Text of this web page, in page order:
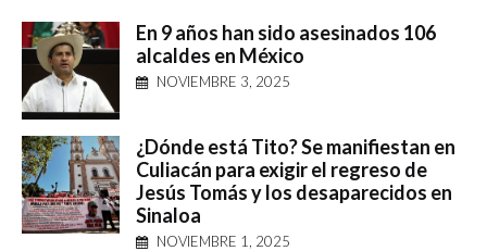
En 9 años han sido asesinados 106
alcaldes en México
NOVIEMBRE 3, 2025
¿Dónde está Tito? Se manifiestan en
Culiacán para exigir el regreso de
Jesús Tomás y los desaparecidos en
Sinaloa
NOVIEMBRE 1, 2025